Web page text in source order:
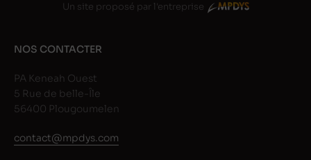
Un site proposé par l'entreprise
NOS CONTACTER
PA Keneah Ouest
5 Rue de belle-Île
56400 Plougoumelen
contact@mpdys.com